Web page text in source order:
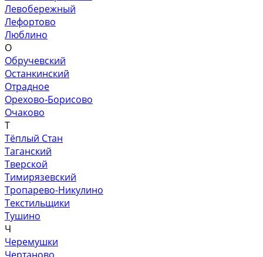
Левобережный
Лефортово
Люблино
О
Обручевский
Останкинский
Отрадное
Орехово-Борисово
Очаково
Т
Тёплый Стан
Таганский
Тверской
Тимирязевский
Тропарево-Никулино
Текстильщики
Тушино
Ч
Черемушки